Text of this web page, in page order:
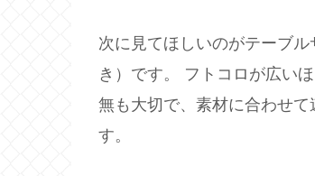
次に見てほしいのがテーブ
き）です。 フトコロが広い
無も大切で、素材に合わせ
す。